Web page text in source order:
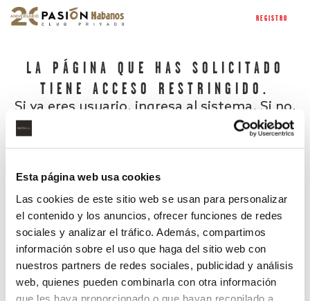
Esta página web usa cookies
Las cookies de este sitio web se usan para personalizar
el contenido y los anuncios, ofrecer funciones de redes
sociales y analizar el tráfico. Además, compartimos
información sobre el uso que haga del sitio web con
nuestros partners de redes sociales, publicidad y análisis
web, quienes pueden combinarla con otra información
que les haya proporcionado o que hayan recopilado a
REGISTRO
LA PÁGINA QUE HAS SOLICITADO
TIENE ACCESO RESTRINGIDO.
Si ya eres usuario, ingresa al sistema. Si no,
¿Has olvidado tu contraseña?